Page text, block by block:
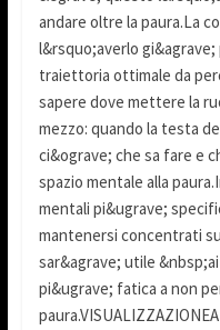
andare oltre la paura.La
l&rsquo;averlo
traiettoria ottimale da
sapere dove mettere la
mezzo: quando la testa
ci&ograve; che sa fare e
spazio mentale alla
mentali pi&ugrave;
mantenersi concentrati
sar&agrave; utile
pi&ugrave; fatica a non